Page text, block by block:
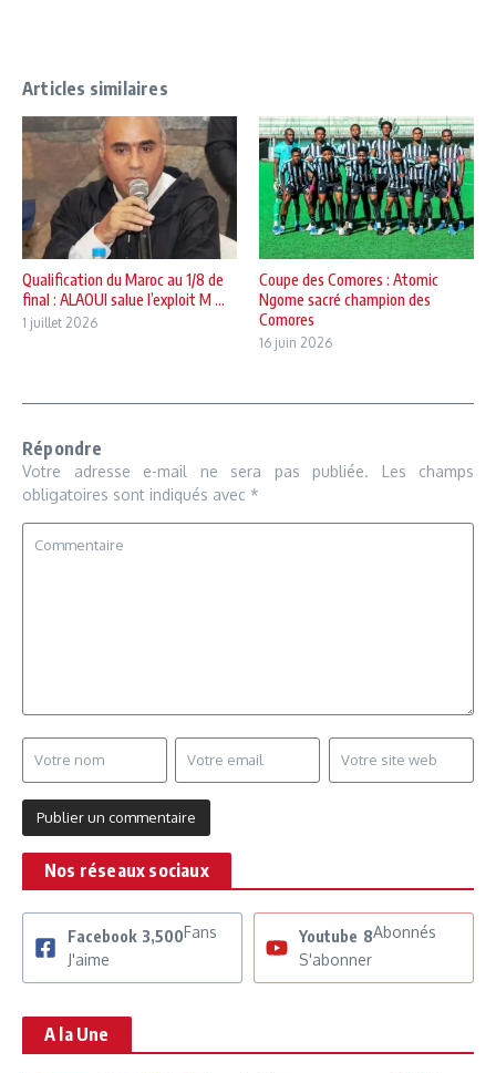
Articles similaires
Qualification du Maroc au 1/8 de
final : ALAOUI salue l’exploit M ...
1 juillet 2026
Coupe des Comores : Atomic
Ngome sacré champion des
Comores
16 juin 2026
Répondre
Votre adresse e-mail ne sera pas publiée.
Les champs
obligatoires sont indiqués avec *
Nos réseaux sociaux
Facebook 3,500Fans
J'aime
Youtube 8Abonnés
S'abonner
A la Une